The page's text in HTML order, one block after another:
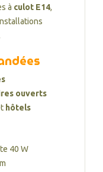
à culot E14,
ouverts
hôtels
40 W